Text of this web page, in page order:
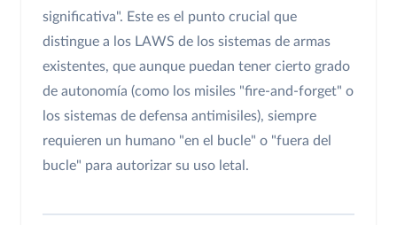
significativa". Este es el punto crucial que
distingue a los LAWS de los sistemas de armas
existentes, que aunque puedan tener cierto grado
de autonomía (como los misiles "fire-and-forget" o
los sistemas de defensa antimisiles), siempre
requieren un humano "en el bucle" o "fuera del
bucle" para autorizar su uso letal.